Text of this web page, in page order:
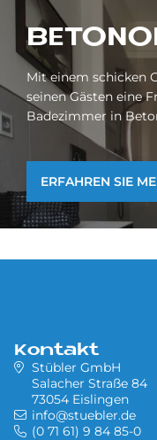
Mit einem schicken
seinen Gästen eine
Badezimmer in
ERFAHREN SIE
Kontakt
Stübler GmbH
Salacher Straße 84
73054 Eislingen
info@stuebler.de
(0 71 61) 9 84 85-0